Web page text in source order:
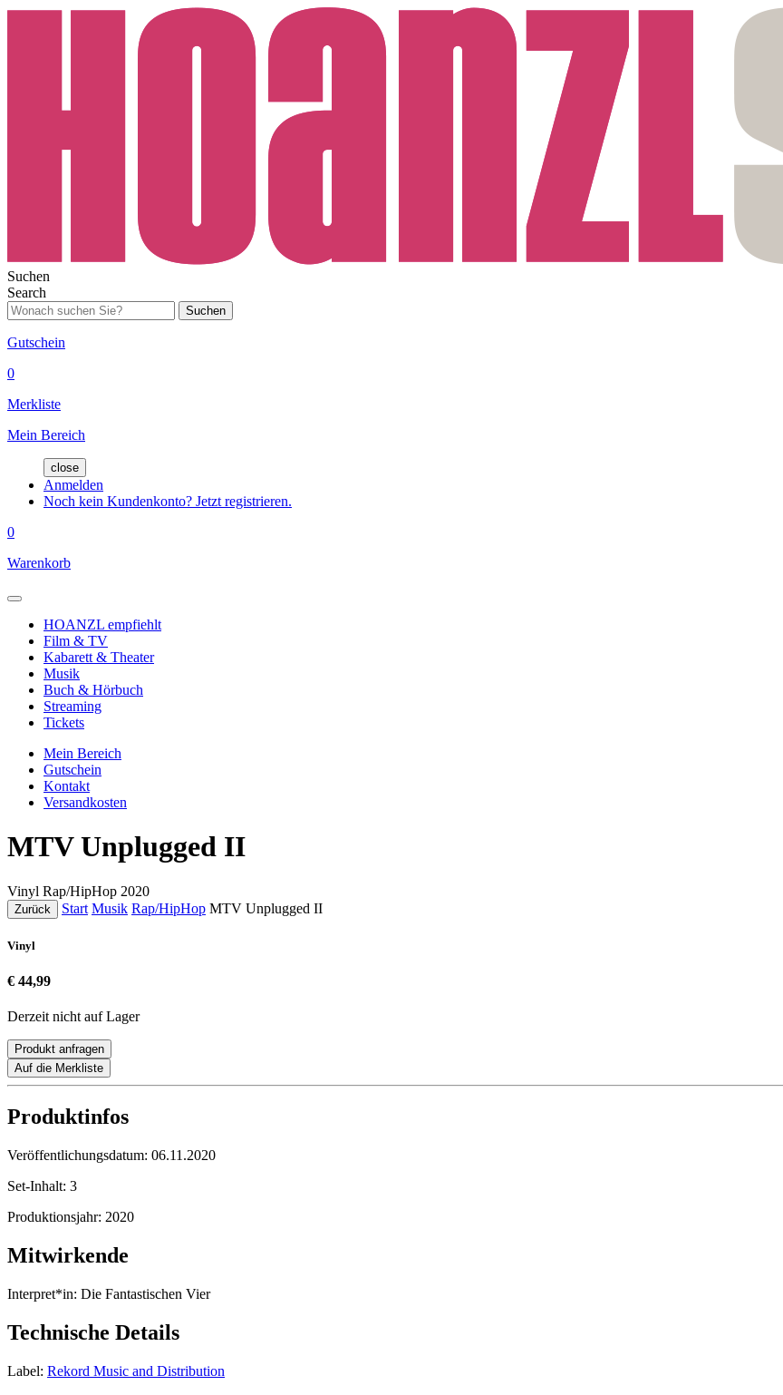
Suchen
Search
Suchen
Gutschein
0
Merkliste
Mein Bereich
close
Anmelden
Noch kein Kundenkonto? Jetzt registrieren.
0
Warenkorb
HOANZL empfiehlt
Film & TV
Kabarett & Theater
Musik
Buch & Hörbuch
Streaming
Tickets
Mein Bereich
Gutschein
Kontakt
Versandkosten
MTV Unplugged II
Vinyl Rap/HipHop 2020
Zurück Start Musik Rap/HipHop MTV Unplugged II
Vinyl
€ 44,99
Derzeit nicht auf Lager
Produkt anfragen
Auf die Merkliste
Produktinfos
Veröffentlichungsdatum: 06.11.2020
Set-Inhalt: 3
Produktionsjahr: 2020
Mitwirkende
Interpret*in: Die Fantastischen Vier
Technische Details
Label: Rekord Music and Distribution